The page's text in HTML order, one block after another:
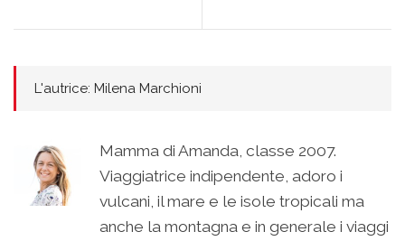
L'autrice: Milena Marchioni
Mamma di Amanda, classe 2007.
Viaggiatrice indipendente, adoro i
vulcani, il mare e le isole tropicali ma
anche la montagna e in generale i viaggi